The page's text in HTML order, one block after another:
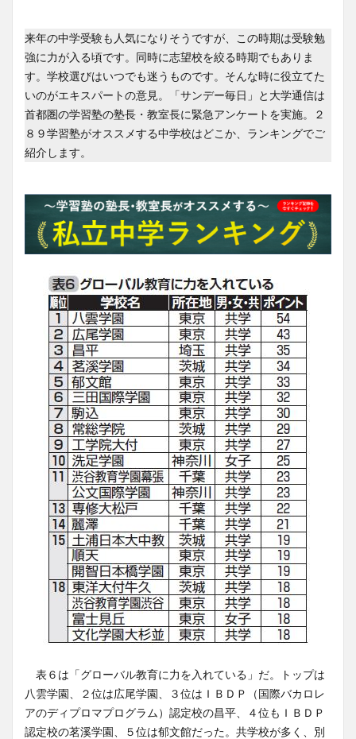
来年の中学受験も人気になりそうですが、この時期は受験勉
強に力が入る頃です。同時に志望校を絞る時期でもありま
す。学校選びはいつでも迷うものです。そんな時に役立てた
いのがエキスパートの意見。「サンデー毎日」と大学通信は
首都圏の学習塾の塾長・教室長に緊急アンケートを実施。２
８９学習塾がオススメする中学校はどこか、ランキングでご
紹介します。
表６は「グローバル教育に力を入れている」だ。トップは
八雲学園、２位は広尾学園、３位はＩＢＤＰ（国際バカロレ
アのディプロマプログラム）認定校の昌平、４位もＩＢＤＰ
認定校の茗溪学園、５位は郁文館だった。共学校が多く、別